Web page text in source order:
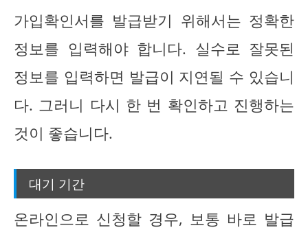
가입확인서를 발급받기 위해서는 정확한
정보를 입력해야 합니다. 실수로 잘못된
정보를 입력하면 발급이 지연될 수 있습니
다. 그러니 다시 한 번 확인하고 진행하는
것이 좋습니다.
대기 기간
온라인으로 신청할 경우, 보통 바로 발급